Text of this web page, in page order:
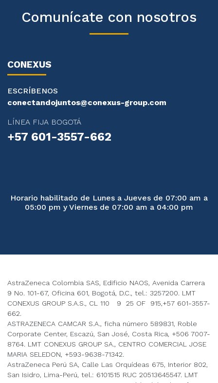
Comunícate con nosotros
CONEXUS
ESCRÍBENOS
conectandojuntos@conexus-group.com
LÍNEA FIJA BOGOTÁ
+57 601-3557-662
Horario habilitado de Lunes a Jueves de 07:00 am a
05:00 pm y Viernes de 07:00 am a 04:00 pm
AstraZeneca Colombia SAS, Edificio NAOS, Avenida Carrera
9 No. 101-67, Oficina 601, Bogotá, D.C., tel.: 3257200. LMT
CONEXUS GROUP S.A.S., CL 110 9 25 OF 915,+57 601-3557-
662.
ASTRAZENECA CAMCAR S.A., ficha número 589831, Roble
Corporate Center, Escazú, San José, Costa Rica, +506 7007-
8764. LMT CONEXUS GROUP SA., CENTRO COMERCIAL JOSE
MARIA SELEDON, +593-9638-71342.
AstraZeneca Perú SA, Calle Las Orquídeas 675, Interior 802,
San Isidro, Lima-Perú, tel.: 6101515 RUC 20513645547. LMT